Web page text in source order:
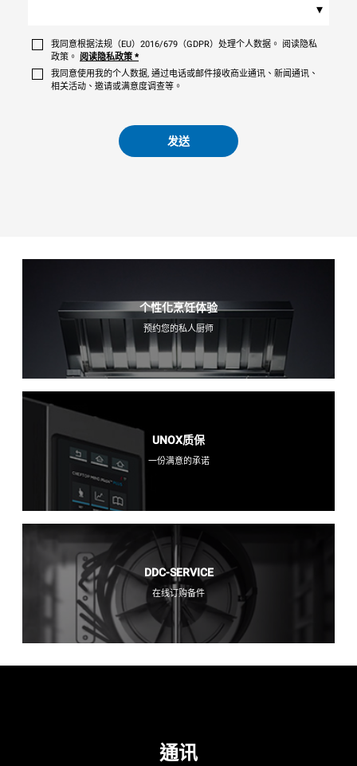
▾
我同意根据法规（EU）2016/679（GDPR）处理个人数据。 阅读隐私
政策。 阅读隐私政策 *
我同意使用我的个人数据, 通过电话或邮件接收商业通讯、新闻通讯、
相关活动、邀请或满意度调查等。
发送
个性化烹饪体验
预约您的私人厨师
UNOX质保
一份满意的承诺
DDC-SERVICE
在线订购备件
通讯